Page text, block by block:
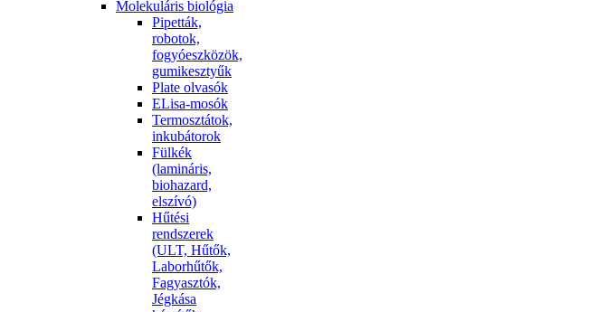
Molekuláris biológia
Pipetták,
robotok,
fogyóeszközök,
gumikesztyűk
Plate olvasók
ELisa-mosók
Termosztátok,
inkubátorok
Fülkék
(lamináris,
biohazard,
elszívó)
Hűtési
rendszerek
(ULT, Hűtők,
Laborhűtők,
Fagyasztók,
Jégkása